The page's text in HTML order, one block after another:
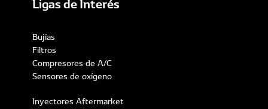
Ligas de Interés
Bujías
Filtros
Compresores de A/C
Sensores de oxígeno
Inyectores Aftermarket